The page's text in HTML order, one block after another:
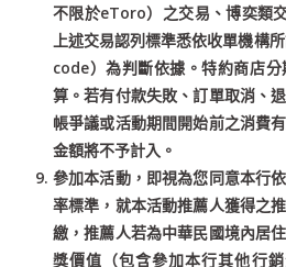
不限於eToro）之交易、博奕類
上述交易認列標準悉依收單機構
code）為判斷依據。特約商店
算。若有付款失敗、訂單取消、
帳爭議或活動期間開始前之消費
金額將不予計入。
參加本活動，即視為您同意本行
率標準，就本活動推薦人獲得之
繳，推薦人若為中華民國境內居
獎價值（包含參加本行其他行